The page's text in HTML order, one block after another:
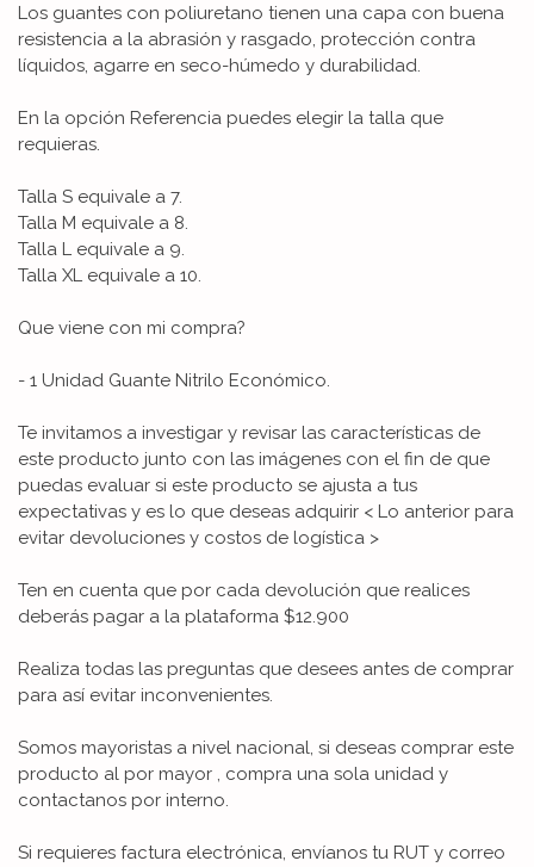
Los guantes con poliuretano tienen una capa con buena
resistencia a la abrasión y rasgado, protección contra
líquidos, agarre en seco-húmedo y durabilidad.
En la opción Referencia puedes elegir la talla que
requieras.
Talla S equivale a 7.
Talla M equivale a 8.
Talla L equivale a 9.
Talla XL equivale a 10.
Que viene con mi compra?
- 1 Unidad Guante Nitrilo Económico.
Te invitamos a investigar y revisar las características de
este producto junto con las imágenes con el fin de que
puedas evaluar si este producto se ajusta a tus
expectativas y es lo que deseas adquirir < Lo anterior para
evitar devoluciones y costos de logística >
Ten en cuenta que por cada devolución que realices
deberás pagar a la plataforma $12.900
Realiza todas las preguntas que desees antes de comprar
para así evitar inconvenientes.
Somos mayoristas a nivel nacional, si deseas comprar este
producto al por mayor , compra una sola unidad y
contactanos por interno.
Si requieres factura electrónica, envíanos tu RUT y correo